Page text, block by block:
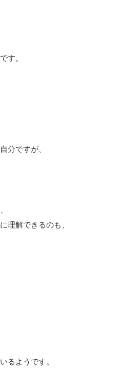
す。
分ですが、
理解できるのも、
るようです。